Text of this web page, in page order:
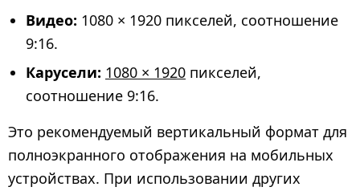
Видео: 1080 × 1920 пикселей, соотношение
9:16.
Карусели: 1080 × 1920 пикселей,
соотношение 9:16.
Это рекомендуемый вертикальный формат для
полноэкранного отображения на мобильных
устройствах. При использовании других